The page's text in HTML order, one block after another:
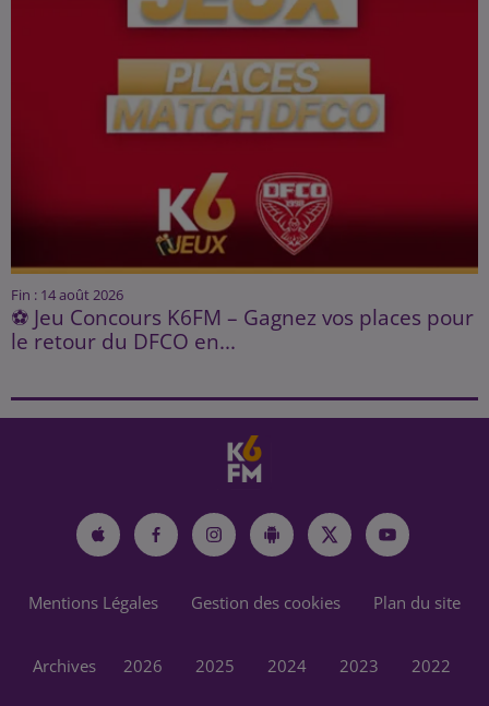
Fin : 14 août 2026
⚽ Jeu Concours K6FM – Gagnez vos places pour
le retour du DFCO en...
Mentions Légales Gestion des cookies Plan du site
Archives 2026 2025 2024 2023 2022